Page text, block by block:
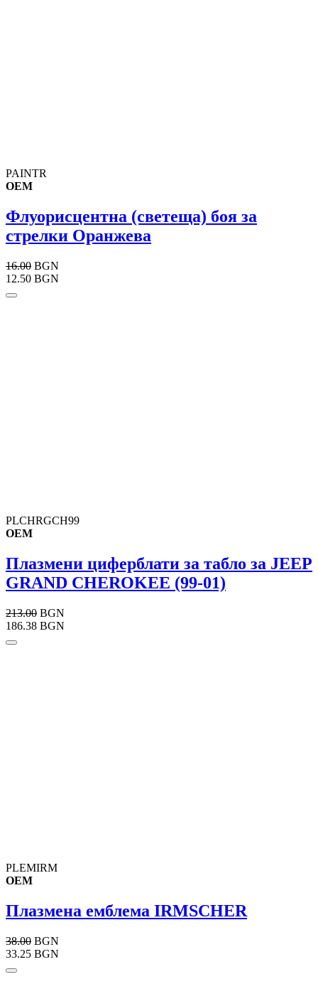
PAINTR
OEM
Флуорисцентна (светеща) боя за
стрелки Оранжева
16.00 BGN
12.50 BGN
PLCHRGCH99
OEM
Плазмени циферблати за табло за JEEP
GRAND CHEROKEE (99-01)
213.00 BGN
186.38 BGN
PLEMIRM
OEM
Плазмена емблема IRMSCHER
38.00 BGN
33.25 BGN